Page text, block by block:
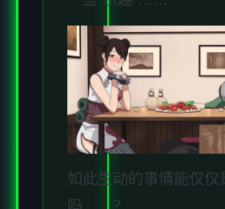
如此生动的事情能仅仅